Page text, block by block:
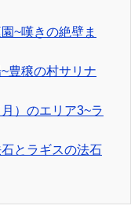
~嘆きの絶壁ま
豊穣の村サリナ
）のエリア3~ラ
とラギスの法石